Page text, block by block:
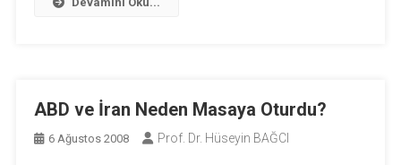
ABD ve İran Neden Masaya Oturdu?
6 Ağustos 2008 Prof. Dr. Hüseyin BAĞCI